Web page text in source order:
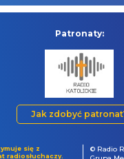
Patronaty:
Jak zdobyć
się z
radiosłuchaczy.
© Radio